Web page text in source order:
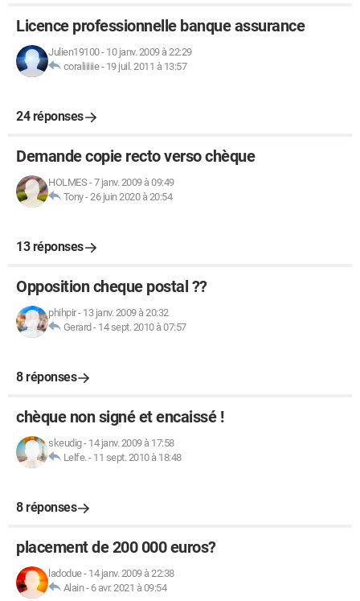
Licence professionnelle banque assurance
Julien19100- 10 janv. 2009 à 22:29
coraliiiiie- 19 juil. 2011 à 13:57
24 réponses
Demande copie recto verso chèque
HOLMES -7 janv. 2009 à 09:49
Tony-26 juin 2020 à 20:54
13 réponses
Opposition cheque postal ??
phihpir- 13 janv. 2009 à 20:32
Gerard - 14 sept. 2010 à 07:57
8 réponses
chèque non signé et encaissé !
skeudig- 14 janv. 2009 à 17:58
Lelfe.- 11 sept. 2010 à 18:48
8 réponses
placement de 200 000 euros?
ladodue- 14 janv. 2009 à 22:38
Alain- 6 avr. 2021 à 09:54